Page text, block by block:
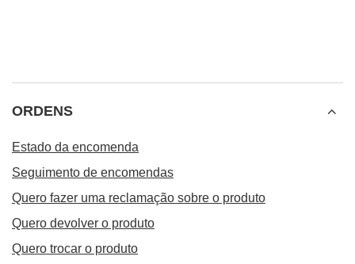
ORDENS
Estado da encomenda
Seguimento de encomendas
Quero fazer uma reclamação sobre o produto
Quero devolver o produto
Quero trocar o produto